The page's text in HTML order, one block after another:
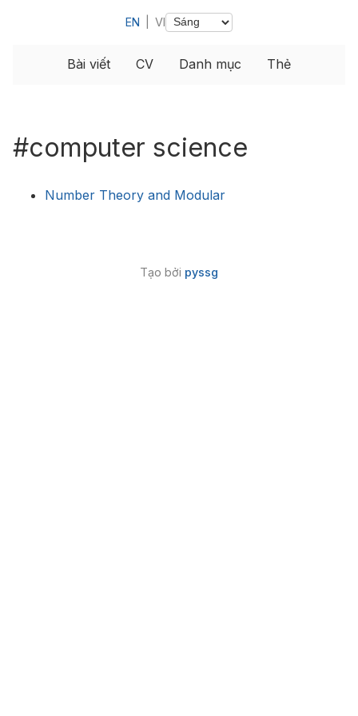
EN VI
Bài viết CV Danh mục Thẻ
#computer science
Number Theory and Modular
Tạo bởi pyssg